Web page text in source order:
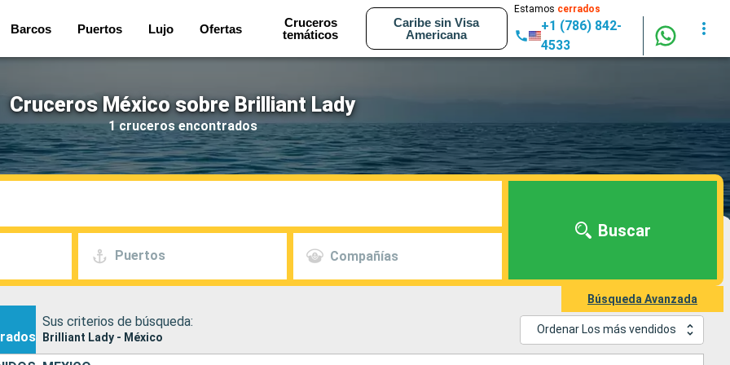
Barcos Puertos Lujo Ofertas
Cruceros
temáticos
Caribe sin Visa
Americana
Estamos cerrados
+1 (786) 842-
4533
Cruceros México sobre Brilliant Lady
1 cruceros encontrados
Puertos Compañías
Buscar
Búsqueda Avanzada
Sus criterios de búsqueda:
Brilliant Lady - México
Ordenar Los más vendidos